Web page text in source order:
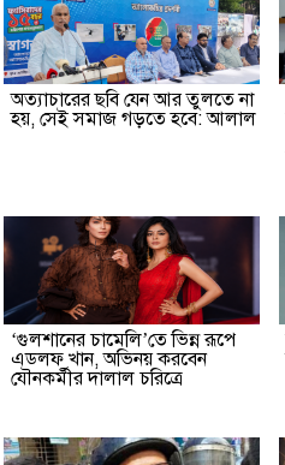
অত্যাচারের ছবি যেন আর তুলতে না
হয়, সেই সমাজ গড়তে হবে: আলাল
‘গুলশানের চামেলি’তে ভিন্ন রূপে
এডলফ খান, অভিনয় করবেন
যৌনকর্মীর দালাল চরিত্রে